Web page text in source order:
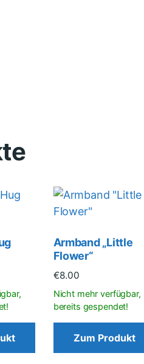
Armband „Little
Flower“
€8.00
Zum Produkt